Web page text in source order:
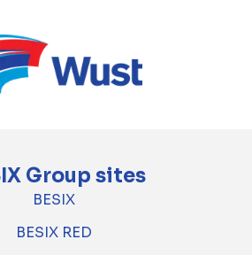
Group sites
BESIX
BESIX RED